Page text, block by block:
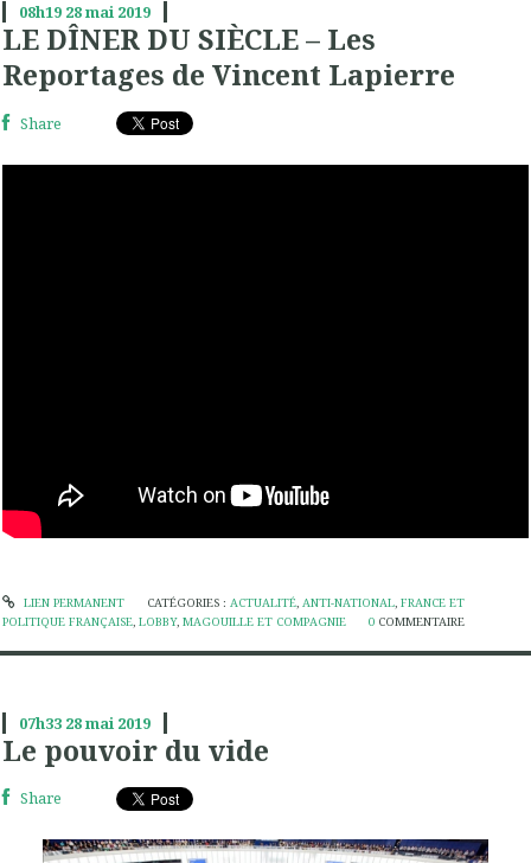
08h19 28mai 2019
LE DÎNER DU SIÈCLE – Les
Reportages de Vincent Lapierre
Share
LIEN PERMANENT CATÉGORIES : ACTUALITÉ, ANTI-NATIONAL, FRANCE ET
POLITIQUE FRANÇAISE, LOBBY, MAGOUILLE ET COMPAGNIE 0 COMMENTAIRE
07h33 28mai 2019
Le pouvoir du vide
Share